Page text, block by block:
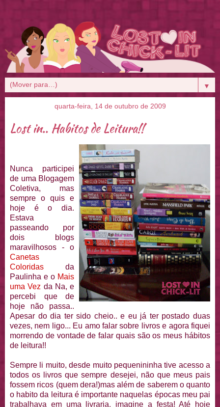
▼
quarta-feira, 14 de outubro de 2009
Lost in.. Habitos de Leitura!!
Nunca participei
de uma Blogagem
Coletiva, mas
sempre o quis e
hoje é o dia.
Estava
passeando por
dois blogs
maravilhosos - o
Canetas
Coloridas da
Paulinha e o Mais
uma Vez da Na, e
percebi que de
hoje não passa..
Apesar do dia ter sido cheio.. e eu já ter postado duas
vezes, nem ligo... Eu amo falar sobre livros e agora fiquei
morrendo de vontade de falar quais são os meus hábitos
de leitura!!
Sempre li muito, desde muito pequenininha tive acesso a
todos os livros que sempre desejei, não que meus pais
fossem ricos (quem dera!)mas além de saberem o quanto
o habito da leitura é importante naquelas épocasmeu pai
trabalhava em uma livraria. imagine a festa! Até hoje